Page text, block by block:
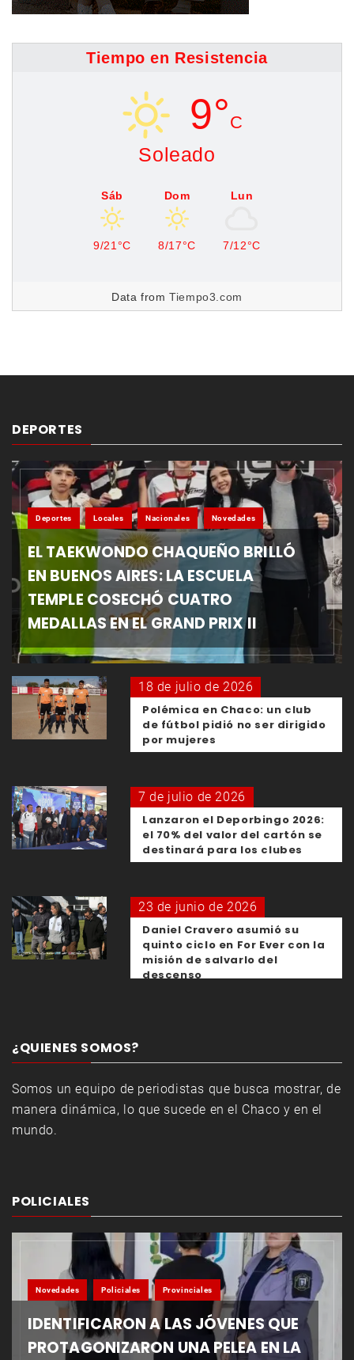
Tiempo en Resistencia
9°C
Soleado
Sáb
9/21°C
Dom
8/17°C
Lun
7/12°C
Data fromTiempo3.com
DEPORTES
Deportes Locales Nacionales Novedades
EL TAEKWONDO CHAQUEÑO BRILLÓ
EN BUENOS AIRES: LA ESCUELA
TEMPLE COSECHÓ CUATRO
MEDALLAS EN EL GRAND PRIX II
18 de julio de 2026
Polémica en Chaco: un club
de fútbol pidió no ser dirigido
por mujeres
7 de julio de 2026
Lanzaron el Deporbingo 2026:
el 70% del valor del cartón se
destinará para los clubes
23 de junio de 2026
Daniel Cravero asumió su
quinto ciclo en For Ever con la
misión de salvarlo del
descenso
¿QUIENES SOMOS?
Somos un equipo de periodistas que busca mostrar, de
manera dinámica, lo que sucede en el Chaco y en el
mundo.
POLICIALES
Novedades Policiales Provinciales
IDENTIFICARON A LAS JÓVENES QUE
PROTAGONIZARON UNA PELEA EN LA